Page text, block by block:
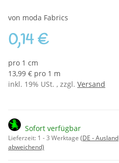
von moda Fabrics
0,14 €
pro 1 cm
13,99 € pro 1 m
inkl. 19% USt. , zzgl. Versand
Sofort verfügbar
Lieferzeit: 1 - 3 Werktage (DE - Ausland
abweichend)